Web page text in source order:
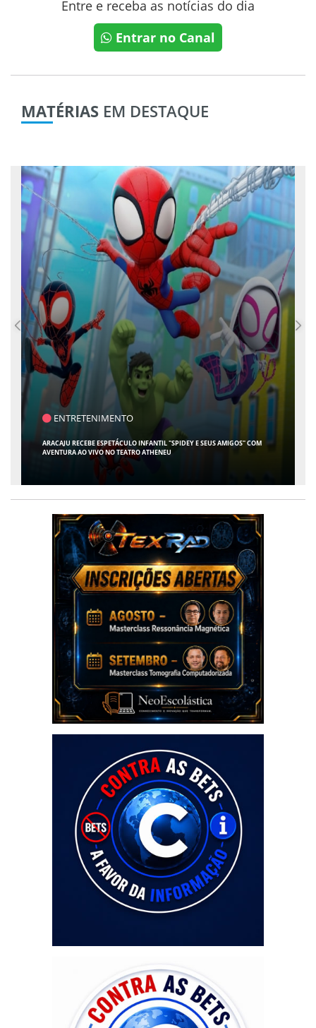
Entre e receba as notícias do dia
Entrar no Canal
MATÉRIAS EM DESTAQUE
ENTRETENIMENTO
ARACAJU RECEBE ESPETÁCULO INFANTIL "SPIDEY E SEUS AMIGOS" COM
AVENTURA AO VIVO NO TEATRO ATHENEU